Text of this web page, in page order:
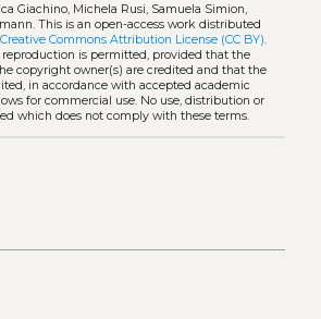
Giachino, Michela Rusi, Samuela Simion,
This is an open-access work distributed
Creative Commons Attribution License (CC BY).
is permitted, provided that the
copyright owner(s) are credited and that the
in accordance with accepted academic
for commercial use. No use, distribution or
which does not comply with these terms.